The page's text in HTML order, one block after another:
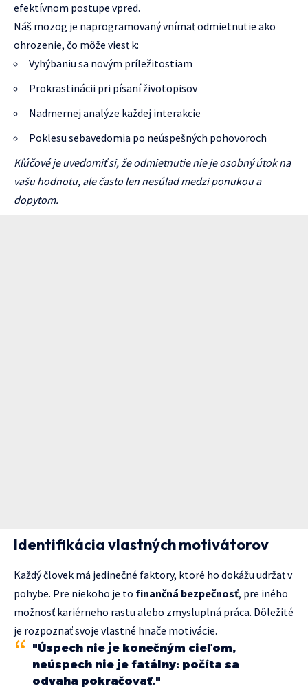
efektívnom postupe vpred.
Náš mozog je naprogramovaný vnímať odmietnutie ako
ohrozenie, čo môže viesť k:
Vyhýbaniu sa novým príležitostiam
Prokrastinácii pri písaní životopisov
Nadmernej analýze každej interakcie
Poklesu sebavedomia po neúspešných pohovoroch
Kľúčové je uvedomiť si, že odmietnutie nie je osobný útok na
vašu hodnotu, ale často len nesúlad medzi ponukou a
dopytom.
Identifikácia vlastných motivátorov
Každý človek má jedinečné faktory, ktoré ho dokážu udržať v
pohybe. Pre niekoho je to finančná bezpečnosť, pre iného
možnosť kariérneho rastu alebo zmysluplná práca. Dôležité
je rozpoznať svoje vlastné hnače motivácie.
"Úspech nie je konečným cieľom,
neúspech nie je fatálny: počíta sa
odvaha pokračovať."